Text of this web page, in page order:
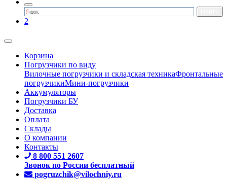
2
Корзина
Погрузчики по виду
Вилочные погрузчики и складская техникаФронтальные
погрузчикиМини-погрузчики
Аккумуляторы
Погрузчики БУ
Доставка
Оплата
Склады
О компании
Контакты
8 800 551 2607
Звонок по России бесплатный
pogruzchik@vilochniy.ru